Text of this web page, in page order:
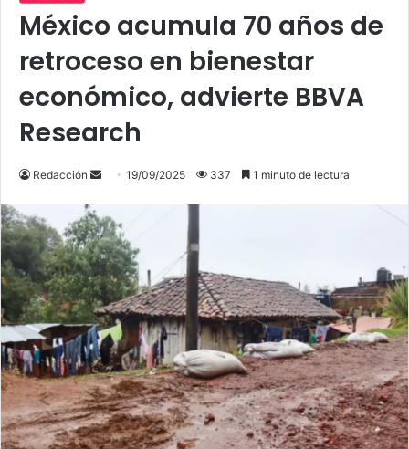
México acumula 70 años de
retroceso en bienestar
económico, advierte BBVA
Research
Redacción
Send
email
19/09/2025 337 1 minuto de lectura